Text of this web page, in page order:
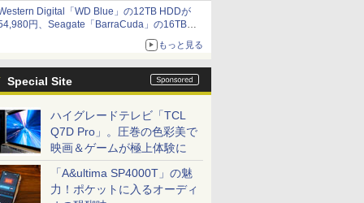
Digital「WD Blue」の12TB HDDが
円、Seagate「BarraCuda」の16TB
が64,980円などが特売、NAS・ビジネス向
は上昇傾向 [8月前半のHDD価格]
もっと見る
Special Site
ハイグレードテレビ「TCL
Q7D Pro」。圧巻の色彩美で
映画＆ゲームが極上体験に
「A&ultima SP4000T」の魅
力！ポケットに入るオーディ